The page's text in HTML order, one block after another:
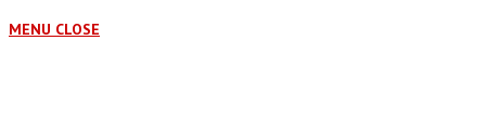
MENU CLOSE